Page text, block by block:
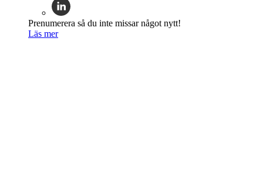
Prenumerera så du inte missar något nytt!
Läs mer